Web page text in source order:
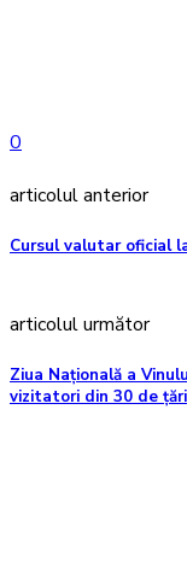
0
articolul anterior
Cursul valutar oficial
articolul următor
Ziua Națională a
vizitatori din 30 de țări